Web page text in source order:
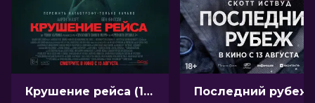
Крушение рейса (18+)